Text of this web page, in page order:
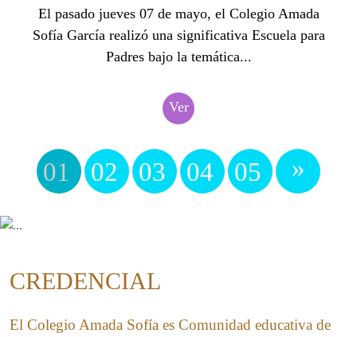
El pasado jueves 07 de mayo, el Colegio Amada
Sofía García realizó una significativa Escuela para
Padres bajo la temática...
Ver
01 02 03 04 05 »
CREDENCIAL
El Colegio Amada Sofía es Comunidad educativa de